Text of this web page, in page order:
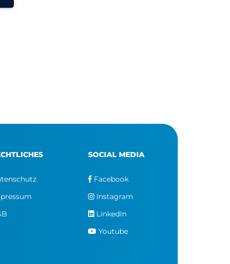
SOCIAL MEDIA
Facebook
Instagram
LinkedIn
Youtube